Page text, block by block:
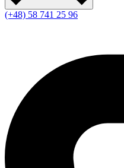
(+48) 58 741 25 96